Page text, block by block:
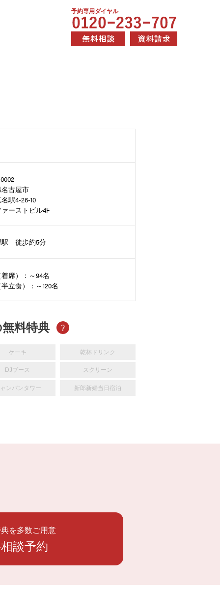
予約専用ダイヤル
古屋市
駅4-26-10
ーストビル4F
駅 徒歩約5分
席）：～94名
立食）：～120名
料特典 ?
ケーキ 乾杯ドリンク
DJブース スクリーン
ンパンタワー 新郎新婦当日宿泊
を多数ご用意
談予約